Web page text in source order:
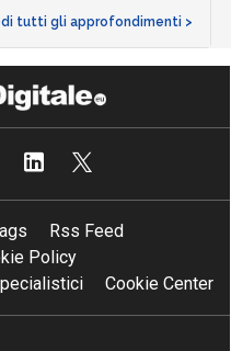
tutti gli approfondimenti >
Rss Feed
Policy
Cookie Center